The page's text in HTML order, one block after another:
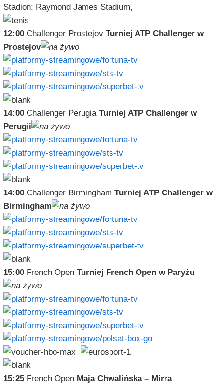
Stadion: Raymond James Stadium,
12:00Challenger Prostejov Turniej ATP Challenger w
Prostejov
14:00Challenger Perugia Turniej ATP Challenger w
Perugii
14:00Challenger Birmingham Turniej ATP Challenger w
Birmingham
15:00French Open Turniej French Open w Paryżu
15:25French Open Maja Chwalińska – Mirra